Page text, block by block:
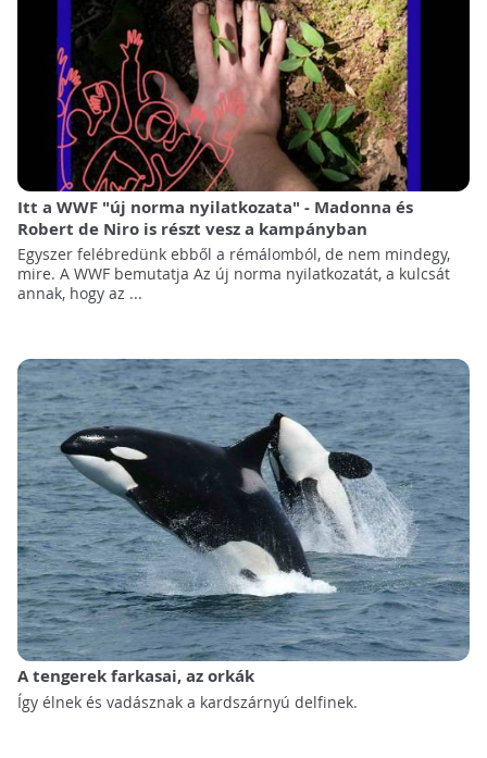
Itt a WWF "új norma nyilatkozata" - Madonna és
Robert de Niro is részt vesz a kampányban
Egyszer felébredünk ebből a rémálomból, de nem mindegy,
mire. A WWF bemutatja Az új norma nyilatkozatát, a kulcsát
annak, hogy az ...
A tengerek farkasai, az orkák
Így élnek és vadásznak a kardszárnyú delfinek.